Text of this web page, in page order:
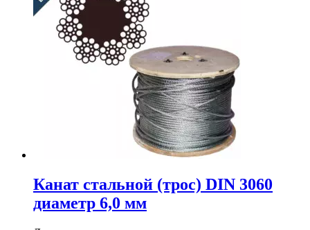
Канат стальной (трос) DIN 3060
диаметр 6,0 мм